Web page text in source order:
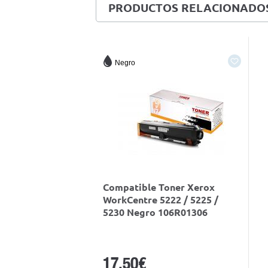
PRODUCTOS
Negro
Compatible Toner Xerox
WorkCentre 5222 / 5225 /
5230 Negro 106R01306
17,50€